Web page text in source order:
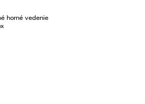
horné vedenie